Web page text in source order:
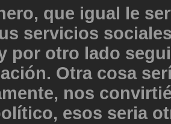
que igual le
servicios
por otro lado
Otra cosa
nos
esos seria